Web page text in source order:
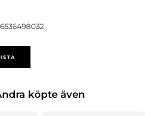
6536498032
köpte även